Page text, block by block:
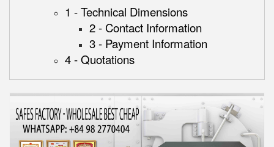
1 - Technical Dimensions
2 - Contact Information
3 - Payment Information
4 - Quotations